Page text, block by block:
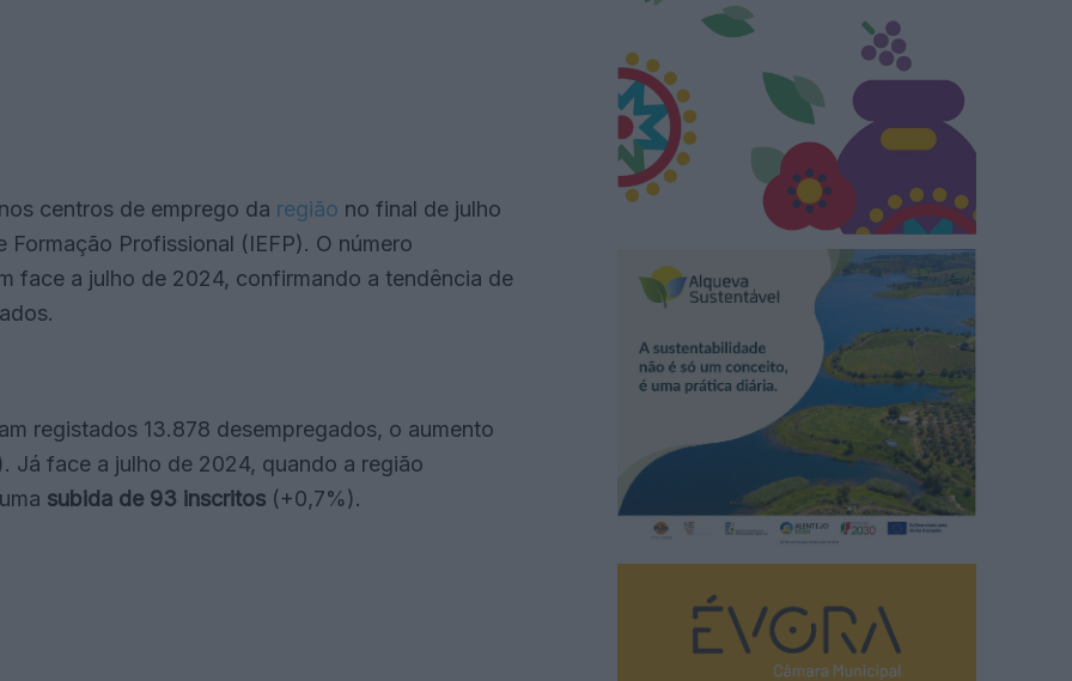
nos centros de emprego da região no final de julho
Profissional (IEFP). O número
face a julho de 2024, confirmando a tendência de
registados 13.878 desempregados, o aumento
Já face a julho de 2024, quando a região
subida de 93 inscritos (+0,7%).